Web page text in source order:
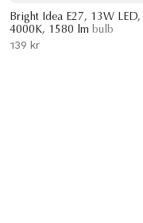
Bright Idea E27, 13W LED,
4000K, 1580 lm bulb
139 kr